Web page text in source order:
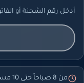
أدخل رقم الشحنة أو
من 8 صباحاً حتى 10 مساءً — والطلبات أونلاين طوال الوقت